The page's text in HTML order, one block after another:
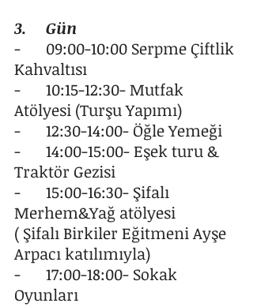
3.	Gün
-	09:00-10:00 Serpme Çiftlik
Kahvaltısı
-	10:15-12:30- Mutfak
Atölyesi (Turşu Yapımı)
-	12:30-14:00- Öğle Yemeği
-	14:00-15:00- Eşek turu &
Traktör Gezisi
-	15:00-16:30- Şifalı
Merhem&Yağ atölyesi
( Şifalı Birkiler Eğitmeni Ayşe
Arpacı katılımıyla)
-	17:00-18:00- Sokak
Oyunları